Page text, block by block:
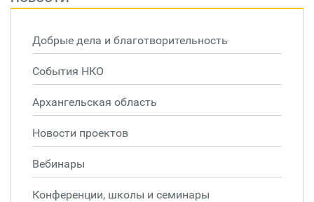
Добрые дела и благотворительность
События НКО
Архангельская область
Новости проектов
Вебинары
Конференции, школы и семинары